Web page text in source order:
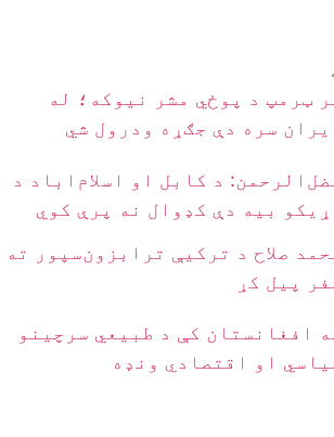
ټرمپ د پوځي مشر نیوکه؛ له
سره دې جګړه ودرول شي
د کابل او اسلام‌اباد د
بیه دې کډوال نه پرې کوي
صلاح د ترکیې ترابزون‌سپور ته
پیل کړ
افغانستان کې د طبیعي سرچینو
او اقتصادي ونډه